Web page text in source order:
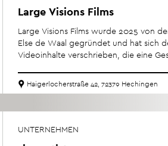
Large Visions Films
Large Visions Films wurde 2025 von
Else de Waal gegründet und hat sich
Videoinhalte verschrieben, die eine
anzuregen und Raum für Geschichten
gesehen und gehört zu werden.Wir
dasGeschichtenerzählen überträgt sich
nun die letzten Tage einer beliebten
Haigerlocherstraße 42, 72379 Hechingen
UNTERNEHMEN